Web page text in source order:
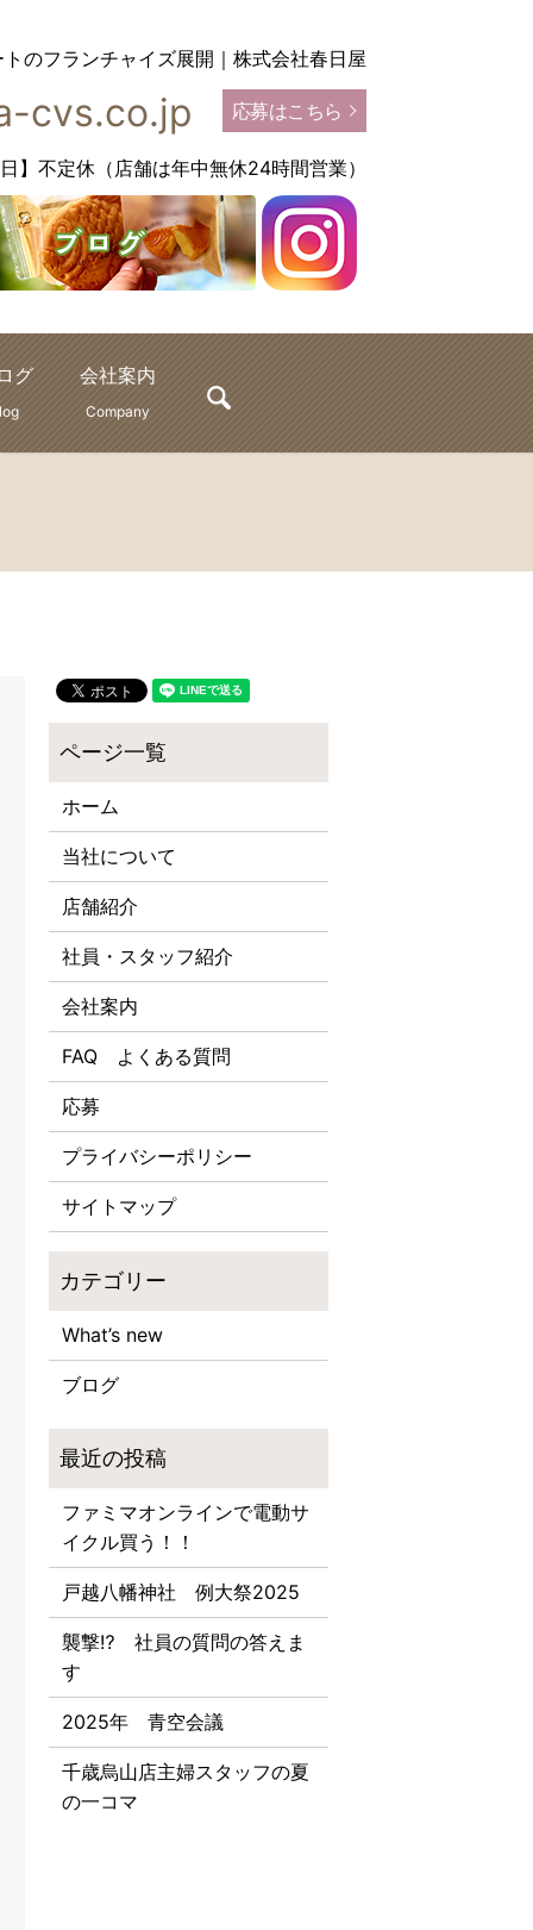
のフランチャイズ展開｜株式会社春日屋
cvs.co.jp 応募はこちら
】不定休（店舗は年中無休24時間営業）
グ 会社案内
Company search
ホーム
当社について
店舗紹介
社員・スタッフ紹介
会社案内
FAQ よくある質問
応募
プライバシーポリシー
サイトマップ
What’s new
ブログ
ファミマオンラインで電動サ
イクル買う！！
戸越八幡神社 例大祭2025
襲撃⁉ 社員の質問の答えま
す
2025年 青空会議
千歳烏山店主婦スタッフの夏
の一コマ